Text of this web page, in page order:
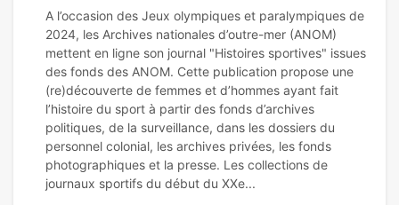
A l’occasion des Jeux olympiques et paralympiques de
2024, les Archives nationales d’outre-mer (ANOM)
mettent en ligne son journal "Histoires sportives" issues
des fonds des ANOM. Cette publication propose une
(re)découverte de femmes et d’hommes ayant fait
l’histoire du sport à partir des fonds d’archives
politiques, de la surveillance, dans les dossiers du
personnel colonial, les archives privées, les fonds
photographiques et la presse. Les collections de